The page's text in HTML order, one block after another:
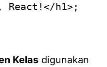
React! </h1>;
Kelas digunakan